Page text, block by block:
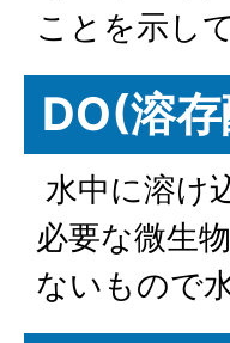
ことを示し
DO(溶
水中に溶け
必要な微生
ないもので